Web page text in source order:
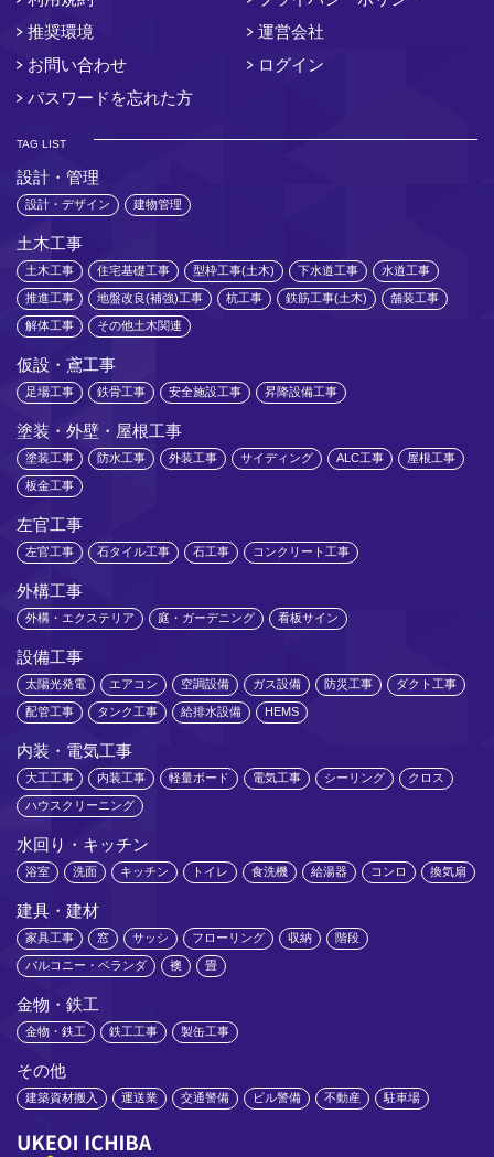
推奨環境
運営会社
お問い合わせ
ログイン
パスワードを忘れた方
TAG LIST
設計・管理
設計・デザイン 建物管理
土木工事
土木工事 住宅基礎工事 型枠工事(土木) 下水道工事 水道工事
推進工事 地盤改良(補強)工事 杭工事 鉄筋工事(土木) 舗装工事
解体工事 その他土木関連
仮設・鳶工事
足場工事 鉄骨工事 安全施設工事 昇降設備工事
塗装・外壁・屋根工事
塗装工事 防水工事 外装工事 サイディング ALC工事 屋根工事
板金工事
左官工事
左官工事 石タイル工事 石工事 コンクリート工事
外構工事
外構・エクステリア 庭・ガーデニング 看板サイン
設備工事
太陽光発電 エアコン 空調設備 ガス設備 防災工事 ダクト工事
配管工事 タンク工事 給排水設備 HEMS
内装・電気工事
大工工事 内装工事 軽量ボード 電気工事 シーリング クロス
ハウスクリーニング
水回り・キッチン
浴室 洗面 キッチン トイレ 食洗機 給湯器 コンロ 換気扇
建具・建材
家具工事 窓 サッシ フローリング 収納 階段
バルコニー・ベランダ 襖 畳
金物・鉄工
金物・鉄工 鉄工工事 製缶工事
その他
建築資材搬入 運送業 交通警備 ビル警備 不動産 駐車場